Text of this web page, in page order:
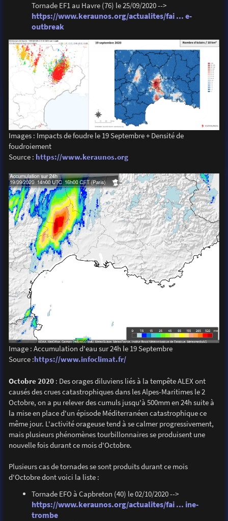
Tornade EF1 au Havre (76) le 25/09/2020 -->
https://www.keraunos.org/actualites/fai ... e-
outbreak
Images : Impacts de foudre le 19 Septembre + Densité de
foudroiement
Source : https://www.keraunos.org
Image : Accumulation d'eau sur 24h le 19 Septembre
Source :https://www.infoclimat.fr/
Octobre 2020: Des orages diluviens liés à la tempête ALEX ont
causés des crues catastrophiques dans les Alpes-Maritimes le 2
Octobre, on a pu relever des cumuls jusqu'à 500mm en 24h suite à
la mise en place d'un épisode Méditerranéen catastrophique ce
même jour. L'activité orageuse tend à se calmer progressivement,
mais plusieurs phénomènes tourbillonnaires se produisent une
nouvelle fois durant ce mois d'Octobre.
Plusieurs cas de tornades se sont produits durant ce mois
d'Octobre dont voici la liste :
Tornade EFO à Capbreton (40) le 02/10/2020 -->
https://www.keraunos.org/actualites/fai ... ine-
trombe